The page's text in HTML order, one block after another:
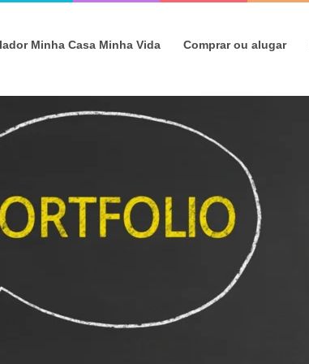
Minha Casa Minha Vida Comprar ou alugar